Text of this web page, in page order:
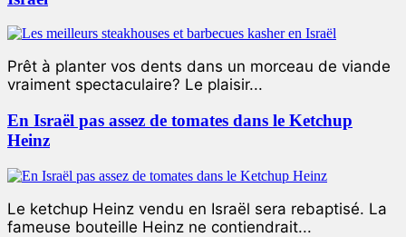
Prêt à planter vos dents dans un morceau de viande
vraiment spectaculaire? Le plaisir...
En Israël pas assez de tomates dans le Ketchup
Heinz
Le ketchup Heinz vendu en Israël sera rebaptisé. La
fameuse bouteille Heinz ne contiendrait...